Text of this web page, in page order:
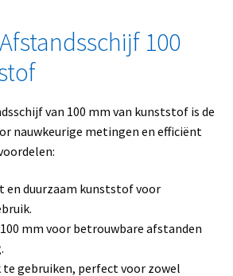
100
van 100 mm van kunststof is de
nauwkeurige metingen en efficiënt
en duurzaam kunststof voor
mm voor betrouwbare afstanden
gebruiken, perfect voor zowel